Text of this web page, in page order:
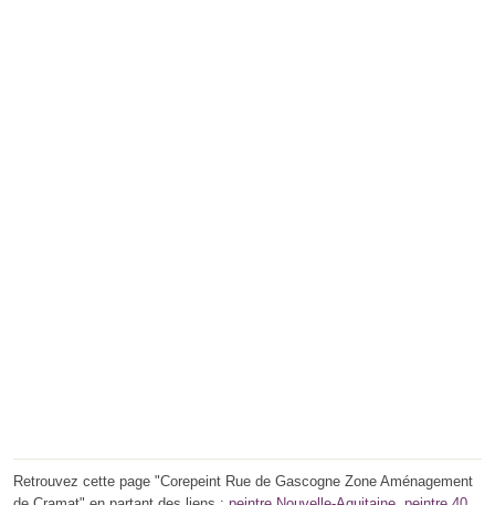
Retrouvez cette page "Corepeint Rue de Gascogne Zone Aménagement